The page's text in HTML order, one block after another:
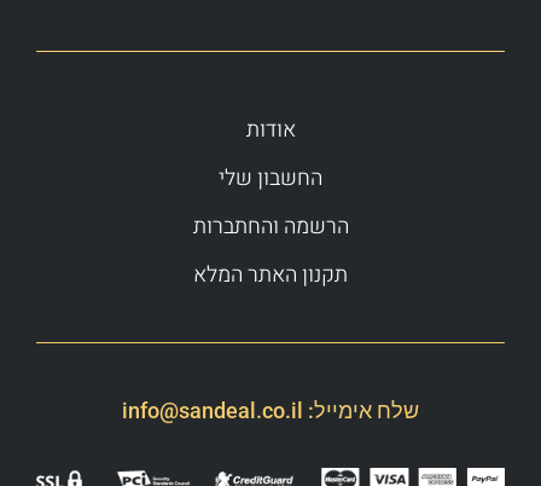
אודות
החשבון שלי
הרשמה והחתברות
תקנון האתר המלא
שלח אימייל: info@sandeal.co.il